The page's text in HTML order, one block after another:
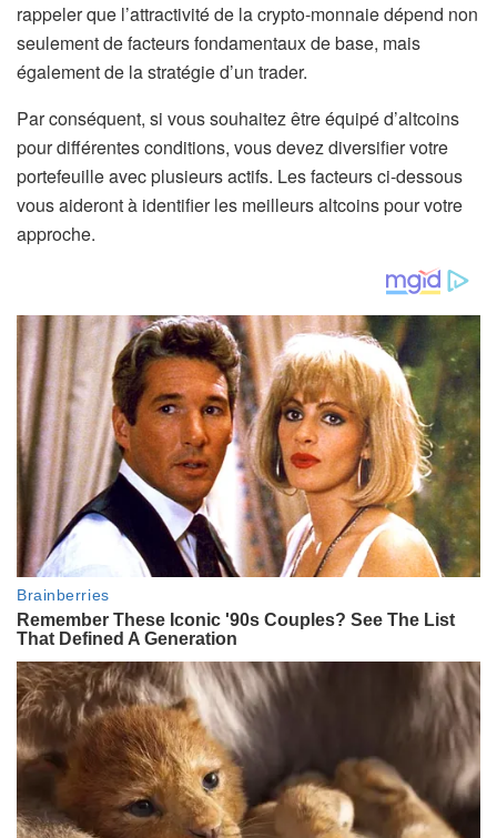
rappeler que l’attractivité de la crypto-monnaie dépend non
seulement de facteurs fondamentaux de base, mais
également de la stratégie d’un trader.
Par conséquent, si vous souhaitez être équipé d’altcoins
pour différentes conditions, vous devez diversifier votre
portefeuille avec plusieurs actifs. Les facteurs ci-dessous
vous aideront à identifier les meilleurs altcoins pour votre
approche.